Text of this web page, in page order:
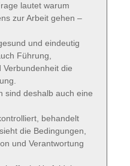
lautet warum
zur Arbeit gehen –
und eindeutig
Führung,
Verbundenheit die
sind deshalb auch eine
behandelt
die Bedingungen,
und Verantwortung